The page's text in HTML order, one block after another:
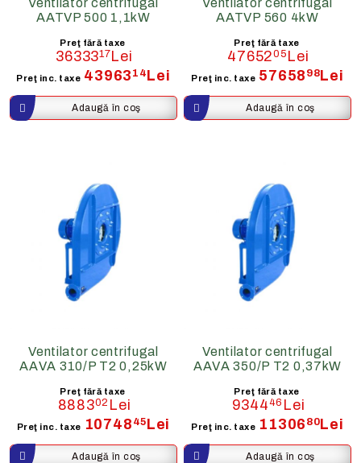
Ventilator centrifugal
AATVP 500 1,1kW
Preţ fără taxe
3633317 Lei
Preţ inc. taxe 43963 14 Lei
Ventilator centrifugal
AATVP 560 4kW
Preţ fără taxe
4765205 Lei
Preţ inc. taxe 57658 98 Lei
Ventilator centrifugal
AAVA 310/P T2 0,25kW
Preţ fără taxe
888302 Lei
Preţ inc. taxe 10748 45Lei
Ventilator centrifugal
AAVA 350/P T2 0,37kW
Preţ fără taxe
934446 Lei
Preţ inc. taxe 11306 80Lei